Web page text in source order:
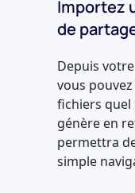
Importez
de
Depuis
vous
fichiers quel
génère en
permettra
simple